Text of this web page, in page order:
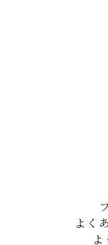
よく
よ